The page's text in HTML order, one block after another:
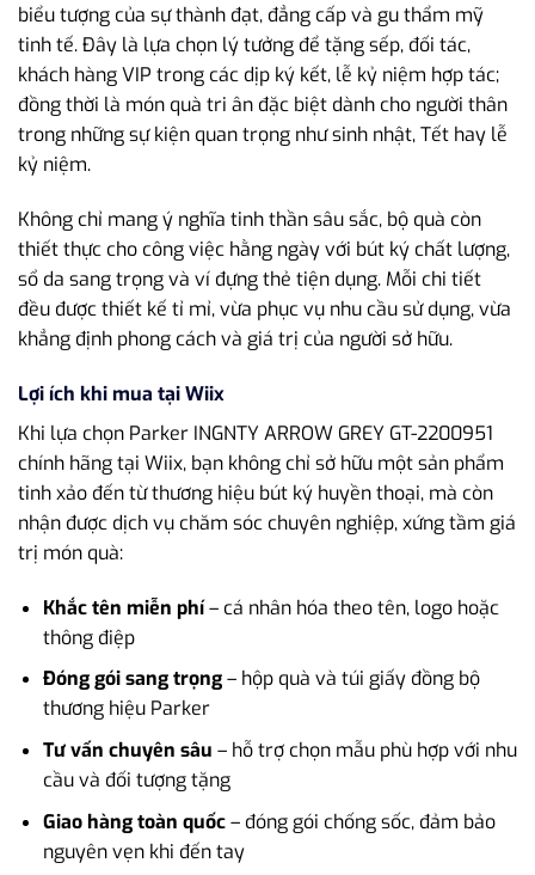
biểu tượng của sự thành đạt, đẳng cấp và gu thẩm mỹ
tinh tế. Đây là lựa chọn lý tưởng để tặng sếp, đối tác,
khách hàng VIP trong các dịp ký kết, lễ kỷ niệm hợp tác;
đồng thời là món quà tri ân đặc biệt dành cho người thân
trong những sự kiện quan trọng như sinh nhật, Tết hay lễ
kỷ niệm.
Không chỉ mang ý nghĩa tinh thần sâu sắc, bộ quà còn
thiết thực cho công việc hằng ngày với bút ký chất lượng,
sổ da sang trọng và ví đựng thẻ tiện dụng. Mỗi chi tiết
đều được thiết kế tỉ mỉ, vừa phục vụ nhu cầu sử dụng, vừa
khẳng định phong cách và giá trị của người sở hữu.
Lợi ích khi mua tại Wiix
Khi lựa chọn Parker INGNTY ARROW GREY GT-2200951
chính hãng tại Wiix, bạn không chỉ sở hữu một sản phẩm
tinh xảo đến từ thương hiệu bút ký huyền thoại, mà còn
nhận được dịch vụ chăm sóc chuyên nghiệp, xứng tầm giá
trị món quà:
Khắc tên miễn phí– cá nhân hóa theo tên, logo hoặc
thông điệp
Đóng gói sang trọng– hộp quà và túi giấy đồng bộ
thương hiệu Parker
Tư vấn chuyên sâu – hỗ trợ chọn mẫu phù hợp với nhu
cầu và đối tượng tặng
Giao hàng toàn quốc– đóng gói chống sốc, đảm bảo
nguyên vẹn khi đến tay